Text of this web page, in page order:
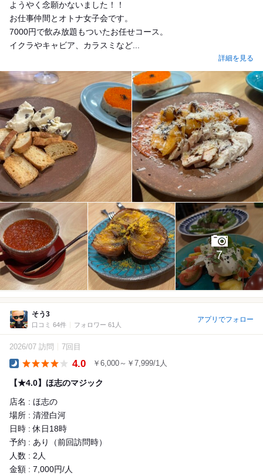
ようやく念願かないました！！
お仕事仲間とオトナ女子会です。
7000円で飲み放題もついたお任せコース。
イクラやキャビア、カラスミなど...
詳細を見る
7
そう3
口コミ 64件 フォロワー 61人
アプリでフォロー
2026/07 訪問 7回目
4.0 ￥6,000～￥7,999/1人
【★4.0】ほ志のマジック
店名 : ほ志の
場所 : 清澄白河
日時 : 休日18時
予約 : あり（前回訪問時）
人数 : 2人
金額 : 7,000円/人